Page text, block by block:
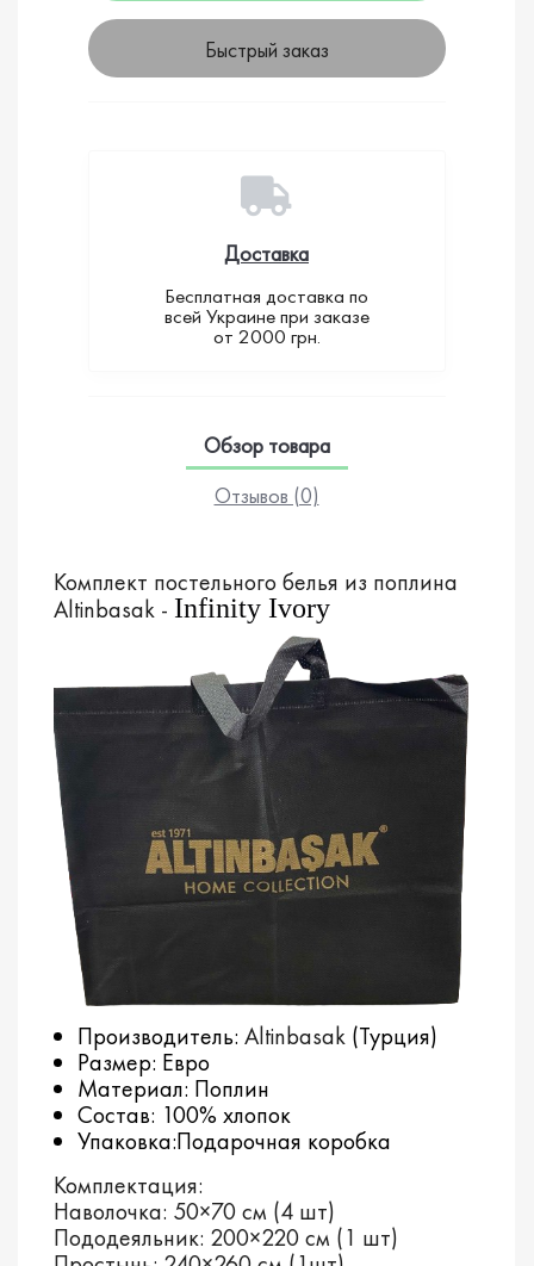
Быстрый заказ
Доставка
Бесплатная доставка по
всей Украине при заказе
от 2000 грн.
Обзор товара
Отзывов (0)
Комплект постельного белья из поплина
Altinbasak - Infinity Ivory
Производитель: Altinbasak (Турция)
Размер: Евро
Материал: Поплин
Состав: 100% хлопок
Упаковка:Подарочная коробка
Комплектация:
Наволочка: 50×70 см (4 шт)
Пододеяльник: 200×220 см (1 шт)